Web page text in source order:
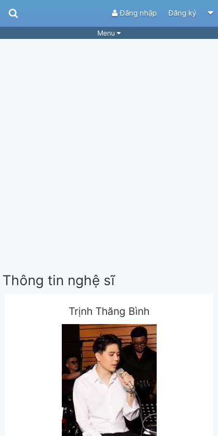
Đăng nhập Đăng ký
Menu
Thông tin nghệ sĩ
Trịnh Thăng Bình